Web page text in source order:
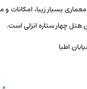
بسیار زیبا،
چهار ستاره انزلی است.
اطبا